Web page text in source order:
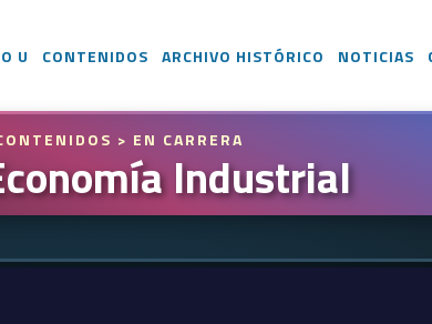
U CONTENIDOS ARCHIVO HISTÓRICO NOTICIAS
> EN CARRERA
Industrial